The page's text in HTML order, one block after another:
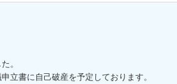
。
立書に自己破産を予定しております。